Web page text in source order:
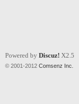
Powered by Discuz! X2.5
© 2001-2012 Comsenz Inc.